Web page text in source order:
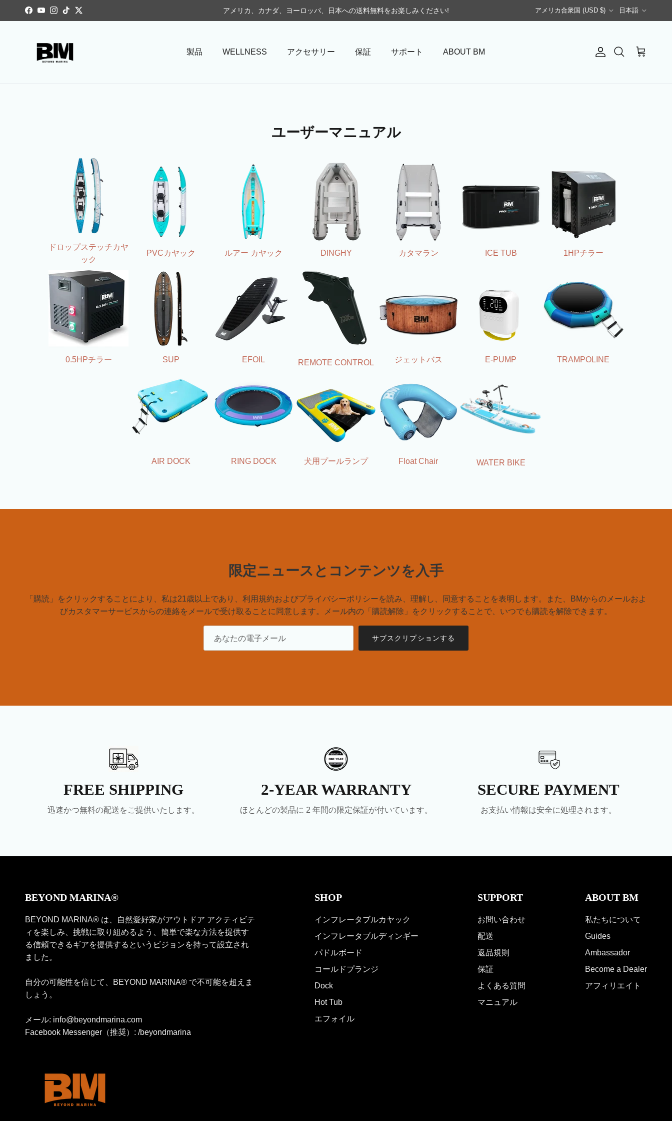
コンテンツへスキップ
Facebook
YouTubeInstagram
TikTokTwitter アメリカ、カナダ、ヨーロッパ、日本への送料無料をお楽しみください! アメリカ合衆国 (USD $) 日本語
製品 WELLNESS アクセサリー 保証 サポート ABOUT BM アカウント
検索 カート
ユーザーマニュアル
ドロップステッチカヤ
ック
PVCカヤック ルアー カヤック DINGHY カタマラン ICE TUB 1HPチラー
0.5HPチラー SUP EFOIL REMOTE CONTROL ジェットバス E-PUMP TRAMPOLINE
AIR DOCK RING DOCK 犬用プールランプ Float Chair WATER BIKE
限定ニュースとコンテンツを入手
「購読」をクリックすることにより、私は21歳以上であり、利用規約およびプライバシーポリシーを読み、理解し、同意することを表明します。また、BMからのメールおよ
びカスタマーサービスからの連絡をメールで受け取ることに同意します。メール内の「購読解除」をクリックすることで、いつでも購読を解除できます。
サブスクリプションする
FREE SHIPPING
迅速かつ無料の配送をご提供いたします。
2-YEAR WARRANTY
ほとんどの製品に 2 年間の限定保証が付いています。
SECURE PAYMENT
お支払い情報は安全に処理されます。
BEYOND MARINA®
BEYOND MARINA® は、自然愛好家がアウトドア アクティビテ
ィを楽しみ、挑戦に取り組めるよう、簡単で楽な方法を提供す
る信頼できるギアを提供するというビジョンを持って設立され
ました。
自分の可能性を信じて、BEYOND MARINA® で不可能を超えま
しょう。
メール: info@beyondmarina.com
Facebook Messenger（推奨）: /beyondmarina
SHOP
インフレータブルカヤック
インフレータブルディンギー
パドルボード
コールドプランジ
Dock
Hot Tub
エフォイル
SUPPORT
お問い合わせ
配送
返品規則
保証
よくある質問
マニュアル
ABOUT BM
私たちについて
Guides
Ambassador
Become a Dealer
アフィリエイト